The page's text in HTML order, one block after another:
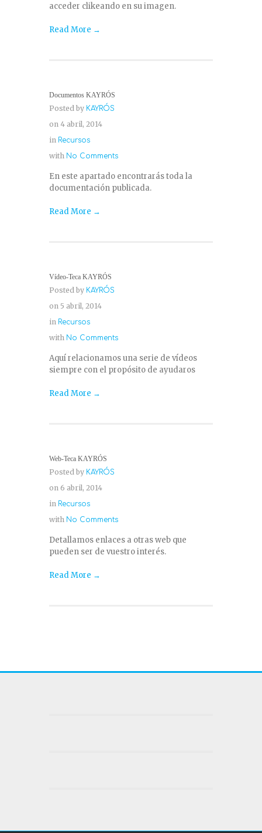
acceder clikeando en su imagen.
Read More →
Documentos KAYRÓS
Posted by KAYRÓS
on 4 abril, 2014
in Recursos
with No Comments
En este apartado encontrarás toda la
documentación publicada.
Read More →
Vídeo-Teca KAYRÓS
Posted by KAYRÓS
on 5 abril, 2014
in Recursos
with No Comments
Aquí relacionamos una serie de vídeos
siempre con el propósito de ayudaros
Read More →
Web-Teca KAYRÓS
Posted by KAYRÓS
on 6 abril, 2014
in Recursos
with No Comments
Detallamos enlaces a otras web que
pueden ser de vuestro interés.
Read More →